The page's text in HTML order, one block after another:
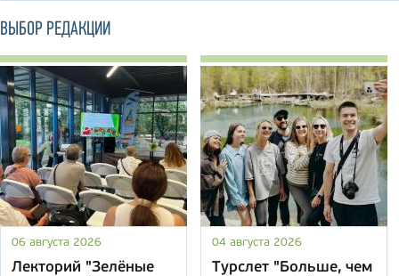
ВЫБОР РЕДАКЦИИ
06 августа 2026
Лекторий "Зелёные
04 августа 2026
Турслет "Больше, чем